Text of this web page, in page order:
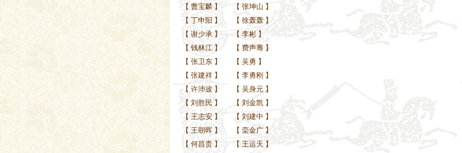
【 曹宝麟】 【 张坤山 】
【 丁申阳 】 【 徐轰轰 】
【 谢少承】 【 李彬 】
【 钱林江】 【 费声骞 】
【 张卫东】 【 吴勇 】
【 张建祥】 【 李勇刚 】
【 许沛波】 【 吴身元 】
【 刘胜民 】 【 刘金凯 】
【 王志安】 【 刘建中 】
【 王朝晖】 【 栾金广 】
【 何昌贵】 【 王运天 】